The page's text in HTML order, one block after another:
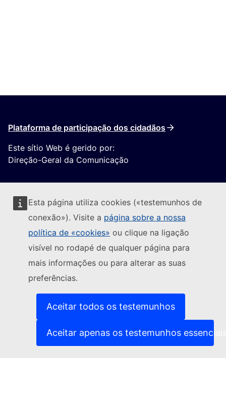
Esta página utiliza cookies («testemunhos de
conexão»). Visite a página sobre a nossa
política de «cookies» ou clique na ligação
visível no rodapé de qualquer página para
mais informações ou para alterar as suas
preferências.
Aceitar todos os testemunhos
Aceitar apenas os testemunhos
Plataforma de participação dos cidadãos
Este sítio Web é gerido por:
Direção-Geral da Comunicação
Seguir a Comissão Europeia
Contacte-nos(Ligação externa)
Comunicar uma vulnerabilidade informática
Línguas dos nossos websites(Ligação externa)
(Ligação externa)
Política de privacidade
Advertência jurídica
(Ligação externa)